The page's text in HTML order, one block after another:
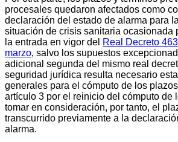
procesales quedaron afectados como
declaración del estado de alarma para
situación de crisis sanitaria ocasionada
la entrada en vigor del Real Decreto
marzo, salvo los supuestos
adicional segunda del mismo real
seguridad jurídica resulta necesario
generales para el cómputo de los
artículo 3 por el reinicio del cómputo de
tomar en consideración, por tanto, el
transcurrido previamente a la
alarma.